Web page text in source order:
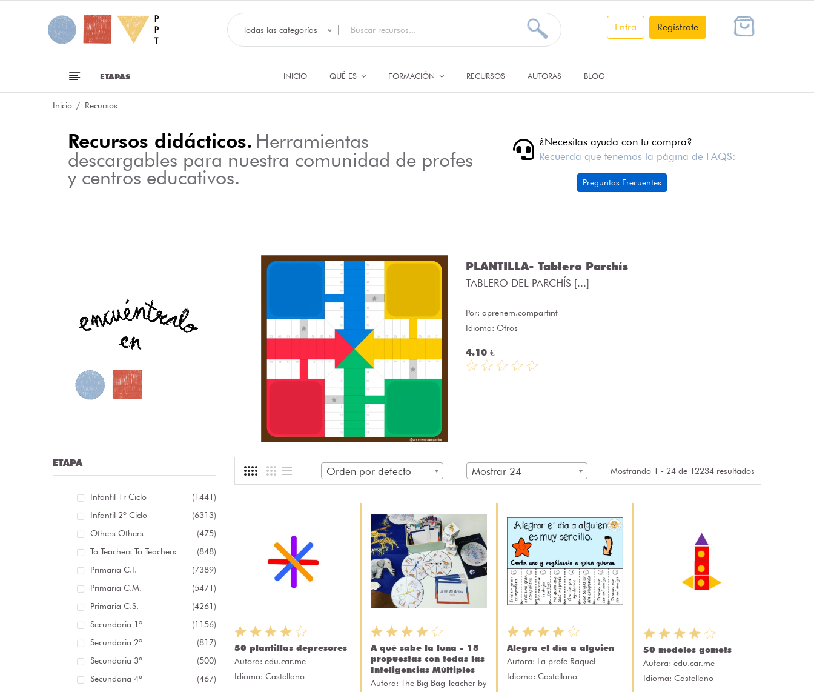
Todas las categorías Entra Regístrate
ETAPAS INICIO QUÉ ES FORMACIÓN RECURSOS AUTORAS BLOG
Inicio Recursos
Recursos didácticos. Herramientas
descargables para nuestra comunidad de profes
y centros educativos.
¿Necesitas ayuda con tu compra?
Recuerda que tenemos la página de FAQS:
Preguntas Frecuentes
sobre as distintas clases de palabras [...]
PLANTILLA- Tablero Parchís
TABLERO DEL PARCHÍS [...]
Por:aprenem.compartint
Idioma: Otros
4.10 €
ETAPA
Infantil 1r Ciclo
(1441)
Infantil 2º Ciclo
(6313)
Others Others
(475)
To Teachers To Teachers
(848)
Primaria C.I.
(7389)
Primaria C.M.
(5471)
Primaria C.S.
(4261)
Secundaria 1º
(1156)
Secundaria 2º
(817)
Secundaria 3º
(500)
Secundaria 4º
(467)
Orden por defecto Mostrar 24 Mostrando 1 - 24 de 12234 resultados
50 plantillas depresores
Autora: edu.car.me
Idioma: Castellano
A qué sabe la luna - 18
propuestas con todas las
Inteligencias Múltiples
Autora: The Big Bag Teacher by
Alegra el día a alguien
Autora: La profe Raquel
Idioma: Castellano
50 modelos gomets
Autora: edu.car.me
Idioma: Castellano